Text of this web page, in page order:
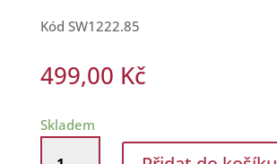
Kód SW1222.85
499,00 Kč
Skladem